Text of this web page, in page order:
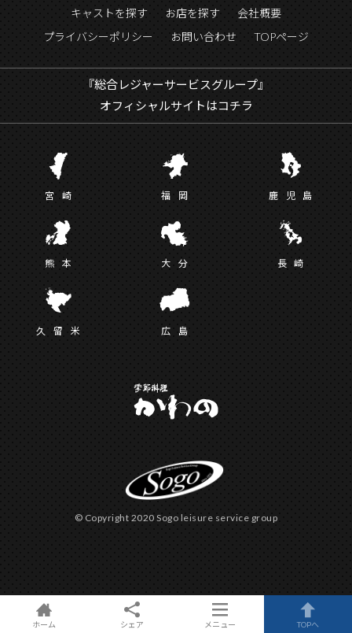
キャストを探す お店を探す
会社概要
プライバシーポリシー
お問い合わせ TOPページ
『総合レジャーサービスグループ』
オフィシャルサイトはコチラ
宮 崎 福 岡 鹿児 島
熊 本 大 分 長崎
久留 米 広 島
© Copyright 2020 Sogo leisure service group
ホーム シェア メニュー TOPへ